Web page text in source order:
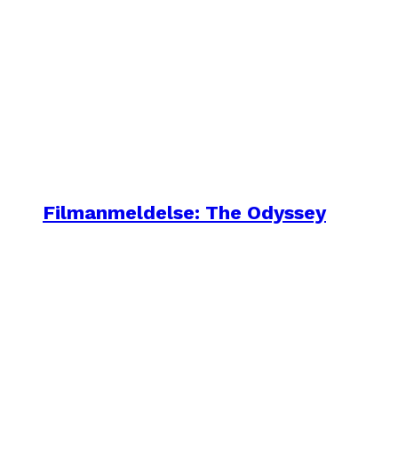
Filmanmeldelse: The Odyssey